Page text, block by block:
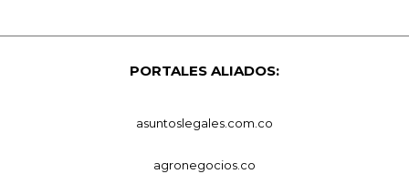
PORTALES ALIADOS:
asuntoslegales.com.co
agronegocios.co